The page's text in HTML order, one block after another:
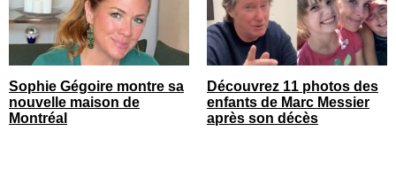
Sophie Gégoire montre sa
nouvelle maison de
Montréal
Découvrez 11 photos des
enfants de Marc Messier
après son décès